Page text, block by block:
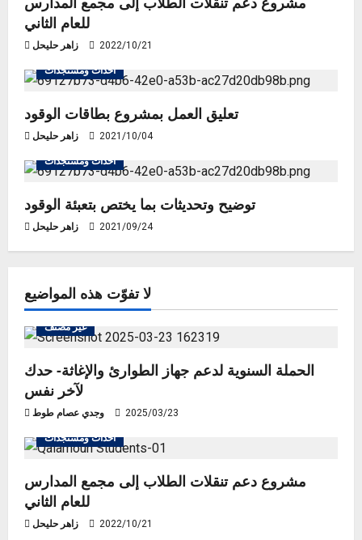
g
a
t
i
o
n
للعام الثاني
زاهر حليحل 2022/10/21
أحداث ومستجدات
تعليق العمل بمشروع بطاقات الوقود
زاهر حليحل 2021/10/04
أحداث ومستجدات
توضيح وتحديثات بما يختص بتعبئة الوقود
زاهر حليحل 2021/09/24
لا تفوّت هذه المواضيع
غير مصنف
الحملة السنوية لدعم جهاز الطوارئ والإغاثة- حدك
لآخر نفس
وجدي عصام طوط 2025/03/23
أحداث ومستجدات
مشروع دعم تنقلات الطلاب إلى مجمع المدارس
للعام الثاني
زاهر حليحل 2022/10/21